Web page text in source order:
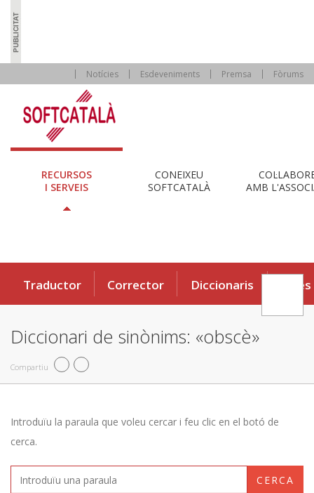
Notícies Esdeveniments Premsa Fòrums
RECURSOS
I SERVEIS
CONEIXEU
SOFTCATALÀ
AMB
Traductor Corrector Diccionaris Eines
Diccionari de sinònims: «obscè»
Compartiu
Introduïu la paraula que voleu cercar i feu clic en el botó de
cerca.
CERCA